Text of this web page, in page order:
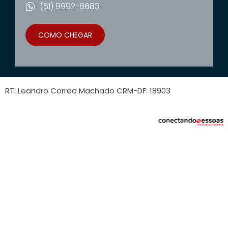
(61) 9992-8683
COMO CHEGAR
RT: Leandro Correa Machado CRM-DF: 18903